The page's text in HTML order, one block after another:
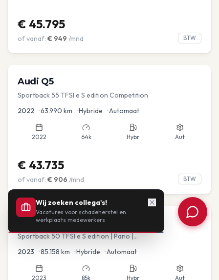
€ 45.795
of vanaf: € 949 /mnd BTW
Audi Q5
Sportback 55 TFSI e S edition Competition
2022 •63.990 km •Hybride •Automaat
2022 64k Hybr Aut
€ 43.735
of vanaf: € 906 /mnd BTW
Audi Q5
Sportback 50 TFSI e S edition | Pano |
2023 •85.158 km •Hybride •Automaat
2023 85k Hybr Aut
Wij zoeken collega's!
Vacatures voor schadeherstel en
werkplaats medewerkers